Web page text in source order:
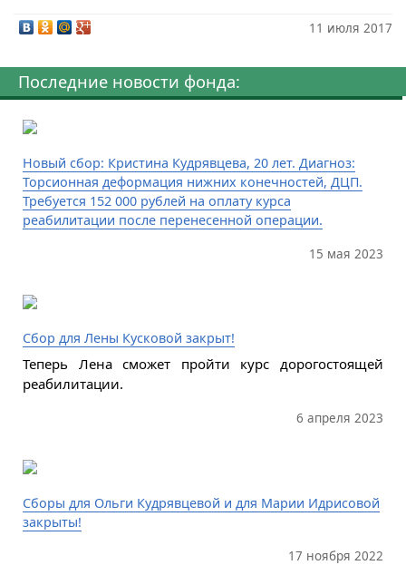
11 июля 2017
Последние новости фонда:
Новый сбор: Кристина Кудрявцева, 20 лет. Диагноз:
Торсионная деформация нижних конечностей, ДЦП.
Требуется 152 000 рублей на оплату курса
реабилитации после перенесенной операции.
15 мая 2023
Сбор для Лены Кусковой закрыт!
Теперь Лена сможет пройти курс дорогостоящей
реабилитации.
6 апреля 2023
Сборы для Ольги Кудрявцевой и для Марии Идрисовой
закрыты!
17 ноября 2022